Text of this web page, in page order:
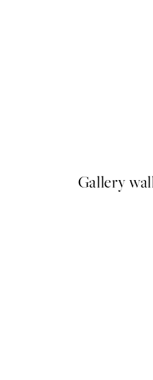
Gallery